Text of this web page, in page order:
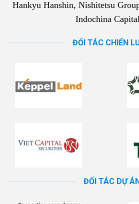
Hankyu Hanshin, Nishitetsu
Indochina
ĐỐI TÁC CHIẾN
ĐỐI TÁC DỰ ÁN